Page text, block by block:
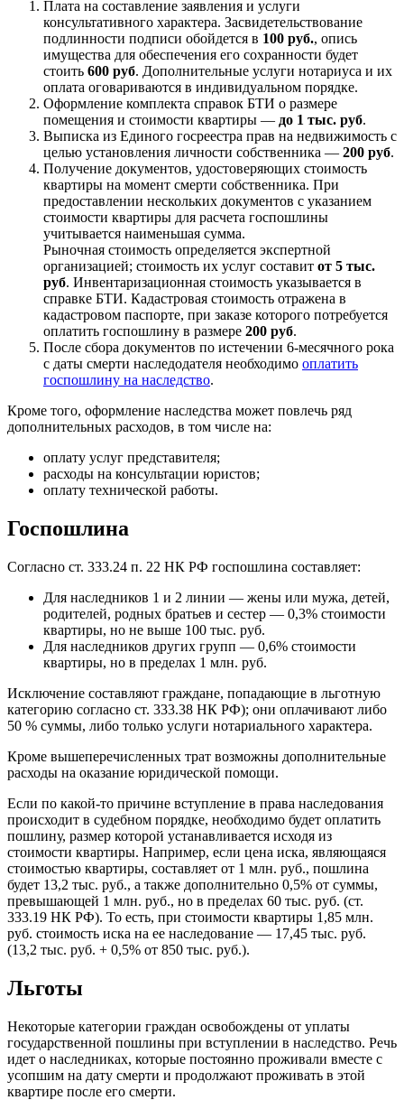
Плата на составление заявления и услуги
консультативного характера. Засвидетельствование
подлинности подписи обойдется в 100 руб., опись
имущества для обеспечения его сохранности будет
стоить 600 руб. Дополнительные услуги нотариуса и их
оплата оговариваются в индивидуальном порядке.
Оформление комплекта справок БТИ о размере
помещения и стоимости квартиры — до 1 тыс. руб.
Выписка из Единого госреестра прав на недвижимость с
целью установления личности собственника — 200 руб.
Получение документов, удостоверяющих стоимость
квартиры на момент смерти собственника. При
предоставлении нескольких документов с указанием
стоимости квартиры для расчета госпошлины
учитывается наименьшая сумма.
Рыночная стоимость определяется экспертной
организацией; стоимость их услуг составит от 5 тыс.
руб. Инвентаризационная стоимость указывается в
справке БТИ. Кадастровая стоимость отражена в
кадастровом паспорте, при заказе которого потребуется
оплатить госпошлину в размере 200 руб.
После сбора документов по истечении 6-месячного рока
с даты смерти наследодателя необходимо оплатить
госпошлину на наследство.
Кроме того, оформление наследства может повлечь ряд
дополнительных расходов, в том числе на:
оплату услуг представителя;
расходы на консультации юристов;
оплату технической работы.
Госпошлина
Согласно ст. 333.24 п. 22 НК РФ госпошлина составляет:
Для наследников 1 и 2 линии — жены или мужа, детей,
родителей, родных братьев и сестер — 0,3% стоимости
квартиры, но не выше 100 тыс. руб.
Для наследников других групп — 0,6% стоимости
квартиры, но в пределах 1 млн. руб.
Исключение составляют граждане, попадающие в льготную
категорию согласно ст. 333.38 НК РФ); они оплачивают либо
50 % суммы, либо только услуги нотариального характера.
Кроме вышеперечисленных трат возможны дополнительные
расходы на оказание юридической помощи.
Если по какой-то причине вступление в права наследования
происходит в судебном порядке, необходимо будет оплатить
пошлину, размер которой устанавливается исходя из
стоимости квартиры. Например, если цена иска, являющаяся
стоимостью квартиры, составляет от 1 млн. руб., пошлина
будет 13,2 тыс. руб., а также дополнительно 0,5% от суммы,
превышающей 1 млн. руб., но в пределах 60 тыс. руб. (ст.
333.19 НК РФ). То есть, при стоимости квартиры 1,85 млн.
руб. стоимость иска на ее наследование — 17,45 тыс. руб.
(13,2 тыс. руб. + 0,5% от 850 тыс. руб.).
Льготы
Некоторые категории граждан освобождены от уплаты
государственной пошлины при вступлении в наследство. Речь
идет о наследниках, которые постоянно проживали вместе с
усопшим на дату смерти и продолжают проживать в этой
квартире после его смерти.